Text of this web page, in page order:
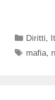
Diritti,
Tag
mafia,